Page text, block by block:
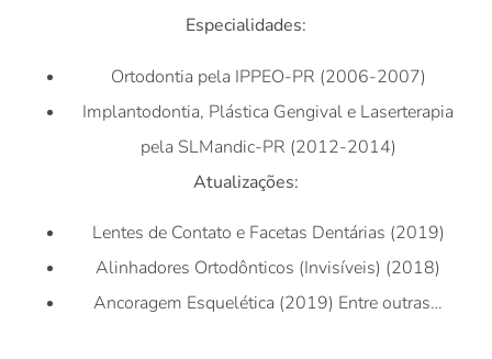
Especialidades:
Ortodontia pela IPPEO-PR (2006-2007)
Implantodontia, Plástica Gengival e Laserterapia
pela SLMandic-PR (2012-2014)
Atualizações:
Lentes de Contato e Facetas Dentárias (2019)
Alinhadores Ortodônticos (Invisíveis) (2018)
Ancoragem Esquelética (2019) Entre outras…